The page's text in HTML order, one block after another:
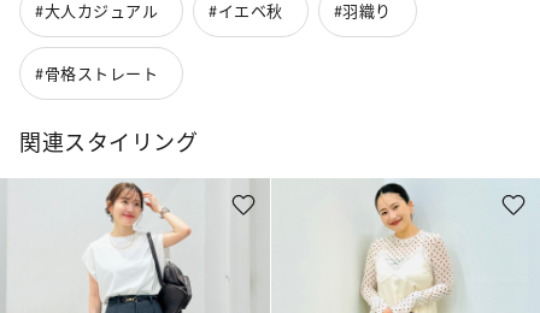
#大人カジュアル #イエベ秋 #羽織り
#骨格ストレート
関連スタイリング